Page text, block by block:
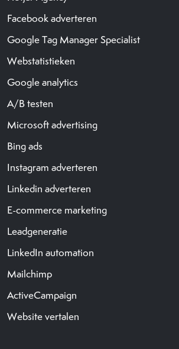
Facebook adverteren
Google Tag Manager Specialist
Webstatistieken
Google analytics
A/B testen
Microsoft advertising
Bing ads
Instagram adverteren
Linkedin adverteren
E-commerce marketing
Leadgeneratie
LinkedIn automation
Mailchimp
ActiveCampaign
Website vertalen